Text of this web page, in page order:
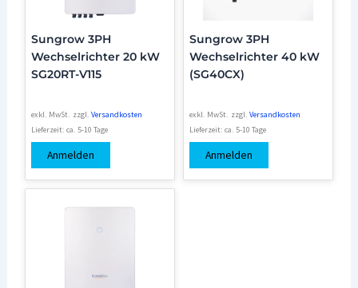
Sungrow 3PH
Wechselrichter 20 kW
SG20RT-V115
exkl. MwSt. zzgl.Versandkosten
Lieferzeit:ca. 5-10 Tage
Anmelden
Sungrow 3PH
Wechselrichter 40 kW
(SG40CX)
exkl. MwSt. zzgl. Versandkosten
Lieferzeit: ca. 5-10 Tage
Anmelden